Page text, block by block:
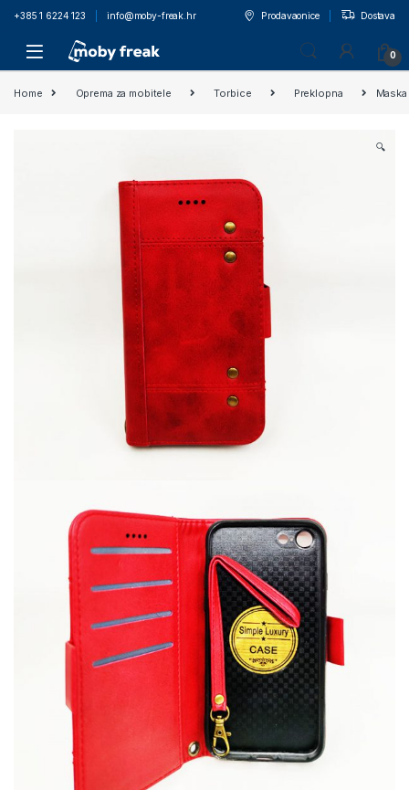
+385 1 6224 123 info@moby-freak.hr Prodavaonice Dostava
0
Home Oprema za mobitele Torbice Preklopna
🔍